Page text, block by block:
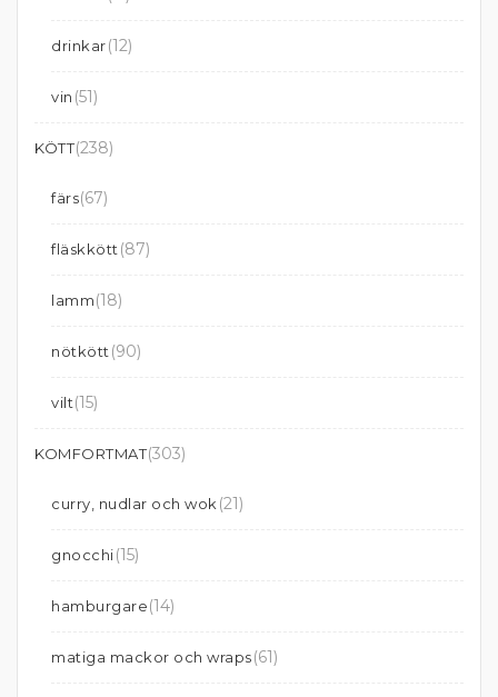
drinkar(12)
vin (51)
KÖTT(238)
färs(67)
fläskkött (87)
lamm(18)
nötkött (90)
vilt(15)
KOMFORTMAT(303)
curry, nudlar och wok (21)
gnocchi(15)
hamburgare(14)
matiga mackor och wraps(61)